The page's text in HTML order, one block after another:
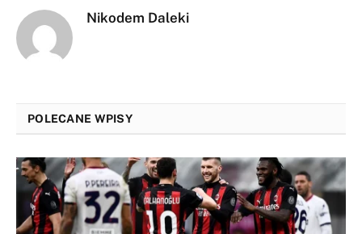
Nikodem Daleki
POLECANE WPISY